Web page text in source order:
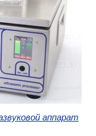
аппарат